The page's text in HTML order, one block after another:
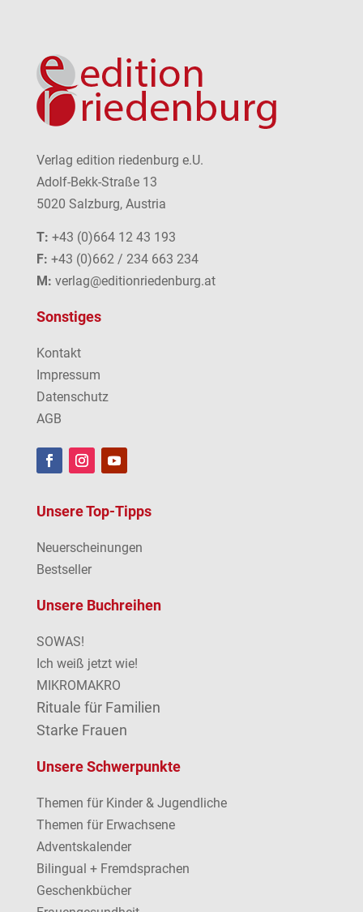
Verlag edition riedenburg e.U.
Adolf-Bekk-Straße 13
5020 Salzburg, Austria
T: +43 (0)664 12 43 193
F: +43 (0)662 / 234 663 234
M: verlag@editionriedenburg.at
Sonstiges
Kontakt
Impressum
Datenschutz
AGB
Unsere Top-Tipps
Neuerscheinungen
Bestseller
Unsere Buchreihen
SOWAS!
Ich weiß jetzt wie!
MIKROMAKRO
Rituale für Familien
Starke Frauen
Unsere Schwerpunkte
Themen für Kinder & Jugendliche
Themen für Erwachsene
Adventskalender
Bilingual + Fremdsprachen
Geschenkbücher